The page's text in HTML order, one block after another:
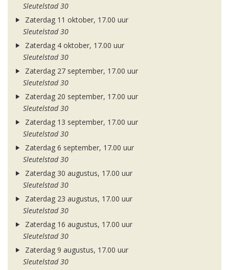
Sleutelstad 30
Zaterdag 11 oktober, 17.00 uur
Sleutelstad 30
Zaterdag 4 oktober, 17.00 uur
Sleutelstad 30
Zaterdag 27 september, 17.00 uur
Sleutelstad 30
Zaterdag 20 september, 17.00 uur
Sleutelstad 30
Zaterdag 13 september, 17.00 uur
Sleutelstad 30
Zaterdag 6 september, 17.00 uur
Sleutelstad 30
Zaterdag 30 augustus, 17.00 uur
Sleutelstad 30
Zaterdag 23 augustus, 17.00 uur
Sleutelstad 30
Zaterdag 16 augustus, 17.00 uur
Sleutelstad 30
Zaterdag 9 augustus, 17.00 uur
Sleutelstad 30